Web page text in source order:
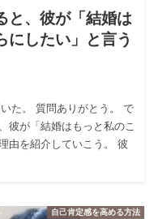
と、彼が「結婚は
にしたい」と言う
た。 質問ありがとう。 で
彼が「結婚はもっと私のこ
由を紹介していこう。 彼
自己肯定感を高める方法